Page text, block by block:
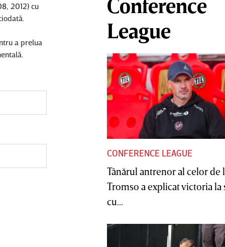
2012) cu
a prelua
Conference
League
CONFERENCE LEAGUE
Tânărul antrenor al celor de
Tromso a explicat victoria la
cu...